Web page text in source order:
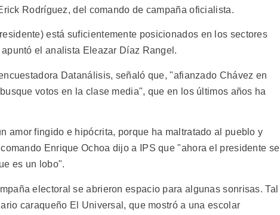
Rodríguez, del comando de campaña oficialista.
está suficientemente posicionados en los sectores
el analista Eleazar Díaz Rangel.
Datanálisis, señaló que, "afianzado Chávez en
votos en la clase media", que en los últimos años ha
amor fingido e hipócrita, porque ha maltratado al pueblo y
Enrique Ochoa dijo a IPS que "ahora el presidente se
es un lobo".
electoral se abrieron espacio para algunas sonrisas. Tal
caraqueño El Universal, que mostró a una escolar